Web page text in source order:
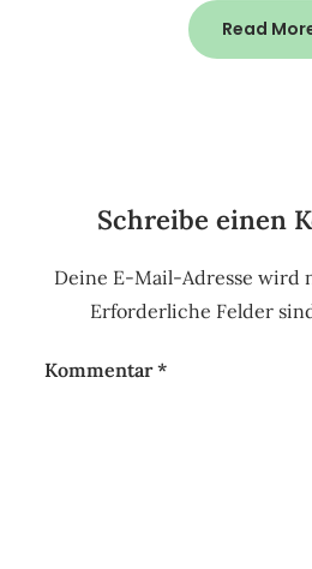
Read
Schreibe einen
Deine E-Mail-Adresse wird
Erforderliche Felder
Kommentar*